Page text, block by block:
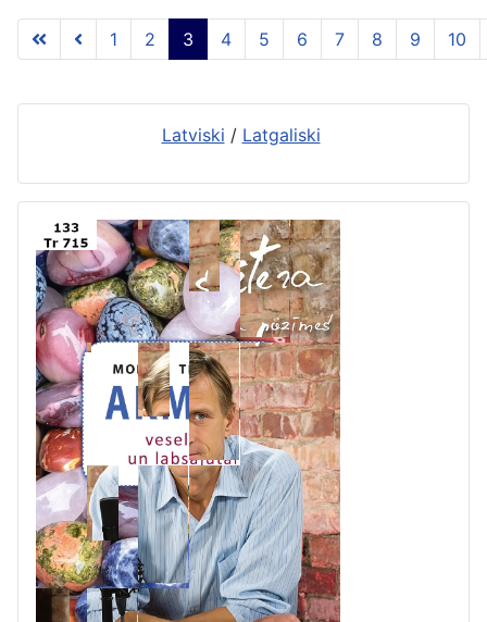
3 lapa no 117
1 2 3 4 5 6 7 8 9 10
Latviski / Latgaliski